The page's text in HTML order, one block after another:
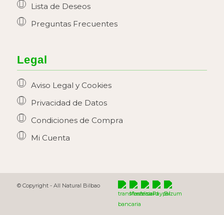
Lista de Deseos
Preguntas Frecuentes
Legal
Aviso Legal y Cookies
Privacidad de Datos
Condiciones de Compra
Mi Cuenta
© Copyright - All Natural Bilbao